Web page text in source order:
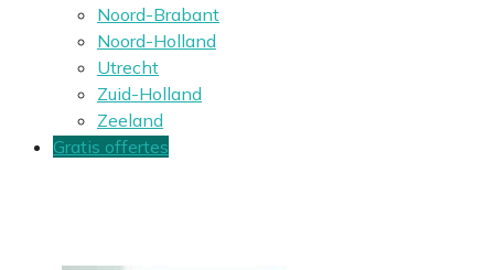
Noord-Brabant
Noord-Holland
Utrecht
Zuid-Holland
Zeeland
Gratis offertes